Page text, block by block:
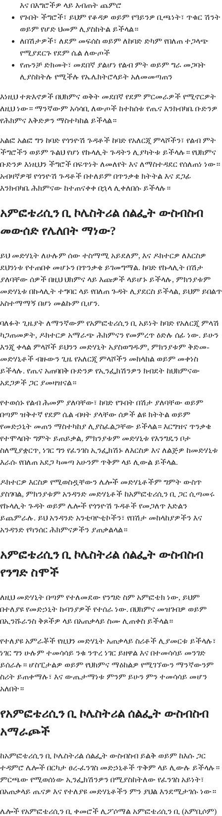
እና በእግሮችዎ ላይ እብጠት ጨምሮ
የጉበት ችግሮች፣ ይህም የቆዳዎ ወይም የዓይንዎ ቢጫነት፣ ጥቁር ሽንት
ወይም የሆድ ህመም ሊያስከትል ይችላል።
ለበሽታዎች፣ ለደም መፍሰስ ወይም ለከባድ ድካም የበለጠ ተጋላጭ
የሚያደርጉ የደም ሴል ለውጦች
የጡንቻ ድክመት፣ መደበኛ ያልሆነ የልብ ምት ወይም ግራ መጋባት
ሊያስከትሉ የሚችሉ የኤሌክትሮላይት አለመመጣጠን
እነዚህ ተጽእኖዎች በህክምና ወቅት መደበኛ የደም ምርመራዎች የሚኖርዎት
ለዚህ ነው። ማንኛውም አሳሳቢ ለውጦች ከተከሰቱ የጤና እንክብካቤ ቡድንዎ
የሕክምና እቅድዎን ማስተካከል ይችላል።
አልፎ አልፎ ግን ከባድ የጎንዮሽ ጉዳቶች ከባድ የአለርጂ ምላሾችን፣ የልብ ምት
ችግሮችን ወይም ጉልህ የሆነ የኩላሊት ጉዳትን ሊያካትቱ ይችላሉ። የህክምና
ቡድንዎ እነዚህን ችግሮች በፍጥነት ለመለየት እና ለማስተዳደር የሰለጠነ ነው።
አብዛኛዎቹ የጎንዮሽ ጉዳቶች በተለይም በጥንቃቄ ክትትል እና ደጋፊ
እንክብካቤ ሕክምናው ከተጠናቀቀ በኋላ ሊቀለበሱ ይችላሉ።
አምፎቴሪሲን ቢ ኮሌስትሪል ሰልፌት ውስብስብ
መውሰድ የሌለበት ማነው?
ይህ መድሃኒት ለሁሉም ሰው ተስማሚ አይደለም, እና ዶክተርዎ ለእርስዎ
ደህንነቱ የተጠበቀ መሆኑን በጥንቃቄ ይገመግማል. ከባድ የኩላሊት በሽታ
ያለባቸው ሰዎች በዚህ ህክምና ላይ እጩዎች ላይሆኑ ይችላሉ, ምክንያቱም
መድሃኒቱ በኩላሊት ተግባር ላይ የበለጠ ጉዳት ሊያደርስ ይችላል, ይህም ይበልጥ
አስተማማኝ በሆነ መልኩም ቢሆን.
ባለፉት ጊዜያት ለማንኛውም የአምፎቴሪሲን ቢ አይነት ከባድ የአለርጂ ምላሽ
ካጋጠመዎት, ዶክተርዎ አማራጭ ሕክምናን የመምረጥ ዕድሉ ሰፊ ነው. ይሁን
እንጂ ቀላል ምላሾች ይህንን መድሃኒት አያስወግዱም, ምክንያቱም ቅድመ-
መድሃኒቶች ብዙውን ጊዜ የአለርጂ ምላሾችን መከላከል ወይም መቀነስ
ይችላሉ. የጤና አጠባበቅ ቡድንዎ የኢንፌክሽንዎን ክብደት ከህክምናው
አደጋዎች ጋር ያመዛዝናል።
የተወሰኑ የልብ ሕመም ያለባቸው፣ ከባድ የጉበት በሽታ ያለባቸው ወይም
በጣም ዝቅተኛ የደም ሴል ብዛት ያላቸው ሰዎች ልዩ ክትትል ወይም
የመድኃኒት መጠን ማስተካከያ ሊያስፈልጋቸው ይችላል። እርግዝና ጥንቃቄ
የተሞላበት ግምት ይጠይቃል, ምክንያቱም መድሃኒቱ የእንግዴን ቦታ
ስለሚያቋርጥ, ነገር ግን የፈንገስ ኢንፌክሽኑ ለእርስዎ እና ለልጅዎ ከመድሃኒቱ
እራሱ የበለጠ አደጋ ካመጣ አሁንም ጥቅም ላይ ሊውል ይችላል.
ዶክተርዎ እርስዎ የሚወስዷቸውን ሌሎች መድሃኒቶችም ግምት ውስጥ
ያስገባል, ምክንያቱም አንዳንድ መድሃኒቶች ከአምፎቴሪሲን ቢ ጋር ሲጣመሩ
የኩላሊት ጉዳት ወይም ሌሎች የጎንዮሽ ጉዳቶች የመጋለጥ እድልን
ይጨምራሉ. ይህ አንዳንድ አንቲባዮቲኮችን፣ የበሽታ መከላከያዎችን እና
አንዳንድ የካንሰር ሕክምናዎችን ያጠቃልላል።
አምፎቴሪሲን ቢ ኮሌስትሪል ሰልፌት ውስብስብ
የንግድ ስሞች
ለዚህ መድሃኒት በጣም የተለመደው የንግድ ስም አምፎቴክ ነው, ይህም
በተለያዩ የመድኃኒት ኩባንያዎች የተሰራ ነው. በህክምና መዝገብዎ ወይም
በኢንሹራንስ ቅጾችዎ ላይ በአጠቃላይ ስሙ ሊጠቀስ ይችላል።
የተለያዩ አምራቾች የዚህን መድሃኒት አጠቃላይ ስሪቶች ሊያመርቱ ይችላሉ፣
ነገር ግን ሁሉም ተመሳሳይ ንቁ ንጥረ ነገር ይዘዋል እና በተመሳሳይ መንገድ
ይሰራሉ። ሆስፒታልዎ ወይም የህክምና ማዕከልዎ የሚገኘውን ማንኛውንም
ስሪት ይጠቀማሉ፣ እና ውጤታማነቱ ምንም ይሁን ምን ተመሳሳይ መሆን
አለበት።
የአምፎቴሪሲን ቢ ኮሌስትሪል ሰልፌት ውስብስብ
አማራጮች
ከአምፎቴሪሲን ቢ ኮሌስትሪል ሰልፌት ውስብስብ ይልቅ ወይም ከእሱ ጋር
ተዳምሮ ሌሎች በርካታ ፀረ-ፈንገስ መድኃኒቶች ጥቅም ላይ ሊውሉ ይችላሉ።
ምርጫው የሚወሰነው ኢንፌክሽንዎን በሚያስከትለው የፈንገስ አይነት፣
በአጠቃላይ ጤናዎ እና የተለያዩ መድሃኒቶችን ምን ያህል እንደሚታገሱ ነው።
ሌሎች የአምፎቴሪሲን ቢ ቀመሮች ሊፖሶማል አምፎቴሪሲን ቢ (አምቢሶም)